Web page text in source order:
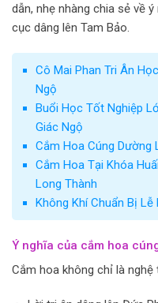
dẫn, nhẹ nhàng chia sẻ về
cục dâng lên Tam Bảo.
Cô Mai Phan Tri Ân
Ngộ
Buổi Học Tốt Nghiệp
Giác Ngộ
Cắm Hoa Cúng Dường
Cắm Hoa Tại Khóa
Long Thành
Không Khí Chuẩn Bị
Ý nghĩa của cắm hoa
Cắm hoa không chỉ là